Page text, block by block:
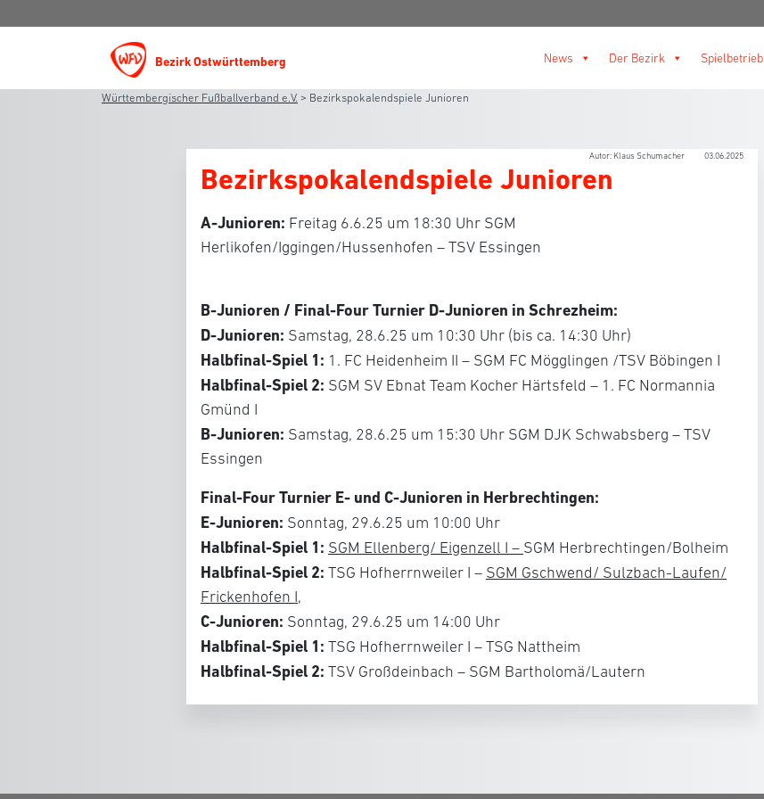
Bezirk Ostwürttemberg News Der Bezirk Spielbetrieb
Württembergischer Fußballverband e.V. > Bezirkspokalendspiele Junioren
Autor: Klaus Schumacher 03.06.2025
Bezirkspokalendspiele Junioren
A-Junioren: Freitag 6.6.25 um 18:30 Uhr SGM
Herlikofen/Iggingen/Hussenhofen – TSV Essingen
B-Junioren / Final-Four Turnier D-Junioren in Schrezheim:
D-Junioren: Samstag, 28.6.25 um 10:30 Uhr (bis ca. 14:30 Uhr)
Halbfinal-Spiel 1: 1. FC Heidenheim II – SGM FC Mögglingen /TSV Böbingen I
Halbfinal-Spiel 2: SGM SV Ebnat Team Kocher Härtsfeld – 1. FC Normannia
Gmünd I
B-Junioren: Samstag, 28.6.25 um 15:30 Uhr SGM DJK Schwabsberg – TSV
Essingen
Final-Four Turnier E- und C-Junioren in Herbrechtingen:
E-Junioren: Sonntag, 29.6.25 um 10:00 Uhr
Halbfinal-Spiel 1: SGM Ellenberg/​ Eigenzell I – SGM Herbrechtingen/Bolheim
Halbfinal-Spiel 2: TSG Hofherrnweiler I – SGM Gschwend/​ Sulzbach-Laufen/​
Frickenhofen I,
C-Junioren: Sonntag, 29.6.25 um 14:00 Uhr
Halbfinal-Spiel 1: TSG Hofherrnweiler I – TSG Nattheim
Halbfinal-Spiel 2: TSV Großdeinbach – SGM Bartholomä/Lautern